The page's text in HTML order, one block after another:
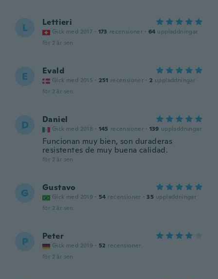
L Lettieri
Gick med 2017 · 173 recensioner · 64 uppladdningar
för 2 år sen
E Evald
Gick med 2015 · 251 recensioner · 2 uppladdningar
för 2 år sen
D Daniel
Gick med 2018 · 145 recensioner · 139 uppladdningar
Funcionan muy bien, son duraderas
resistentes de muy buena calidad.
för 2 år sen
G Gustavo
Gick med 2019 · 54 recensioner · 35 uppladdningar
för 2 år sen
P Peter
Gick med 2019 · 52 recensioner
för 2 år sen